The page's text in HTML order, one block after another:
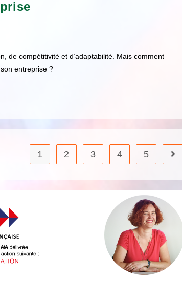
de compétitivité et d’adaptabilité. Mais comment
entreprise ?
1 2 3 4 5